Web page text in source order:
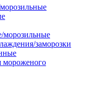
заморозки